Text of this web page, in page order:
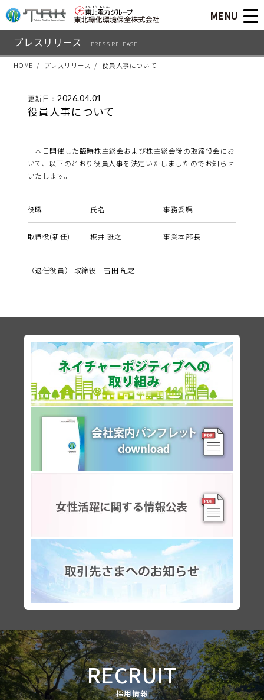
MENU
HOME プレスリリース 役員人事について
プレスリリース PRESS RELEASE
更新日： 2026.04.01
役員人事について
本日開催した臨時株主総会および株主総会後の取締役会にお
いて、以下のとおり役員人事を決定いたしましたのでお知らせ
いたします。
役職 氏名 事務委嘱
取締役(新任) 板井 雅之 事業本部長
（退任役員） 取締役 吉田 紀之
RECRUIT
採用情報